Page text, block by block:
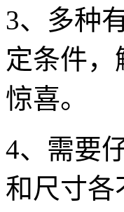
3、多种
定条件
惊喜。
4、需要
和尺寸各